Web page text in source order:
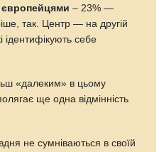
– 23% —
так. Центр — на другій
ідентифікують себе
«далеким» в цьому
ще одна відмінність
не сумніваються в своїй